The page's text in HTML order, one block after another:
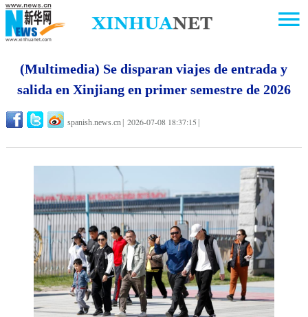
(Multimedia) Se disparan viajes de entrada y
salida en Xinjiang en primer semestre de 2026
spanish.news.cn 2026-07-08 18:37:15